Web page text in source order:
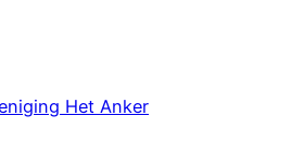
Het Anker